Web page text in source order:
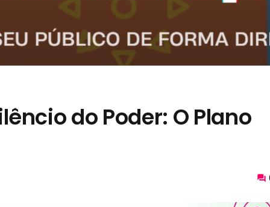
do Poder: O Plano